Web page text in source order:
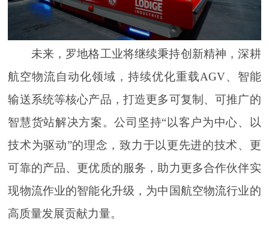
未来，罗地格工业将继续秉持创新精神，深耕
航空物流自动化领域，持续优化重载AGV、智能
输送系统等核心产品，打造更多可复制、可推广的
智慧货站解决方案。公司坚持“以客户为中心、以
技术为驱动”的理念，致力于以更先进的技术、更
可靠的产品、更优质的服务，助力更多合作伙伴实
现物流作业的智能化升级，为中国航空物流行业的
高质量发展贡献力量。